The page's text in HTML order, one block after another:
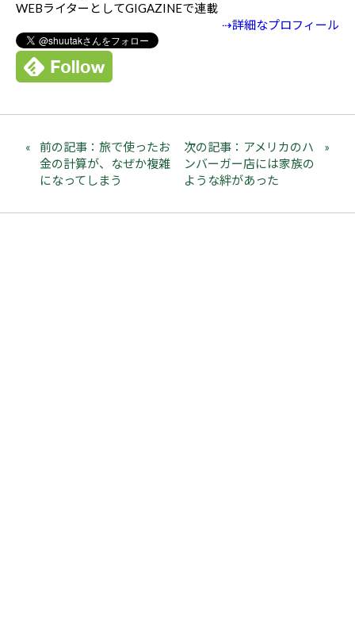
WEBライターとしてGIGAZINEで連載
⇢詳細なプロフィール
前の記事：旅で使ったお
金の計算が、なぜか複雑
になってしまう
次の記事：アメリカのハ
ンバーガー店には家族の
ような絆があった